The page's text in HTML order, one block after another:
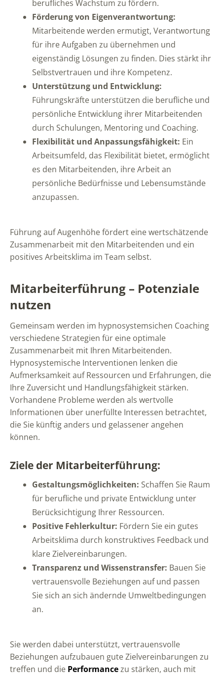
berufliches Wachstum zu fördern.
Förderung von Eigenverantwortung:
Mitarbeitende werden ermutigt, Verantwortung
für ihre Aufgaben zu übernehmen und
eigenständig Lösungen zu finden. Dies stärkt ihr
Selbstvertrauen und ihre Kompetenz.
Unterstützung und Entwicklung:
Führungskräfte unterstützen die berufliche und
persönliche Entwicklung ihrer Mitarbeitenden
durch Schulungen, Mentoring und Coaching.
Flexibilität und Anpassungsfähigkeit: Ein
Arbeitsumfeld, das Flexibilität bietet, ermöglicht
es den Mitarbeitenden, ihre Arbeit an
persönliche Bedürfnisse und Lebensumstände
anzupassen.
Führung auf Augenhöhe fördert eine wertschätzende
Zusammenarbeit mit den Mitarbeitenden und ein
positives Arbeitsklima im Team selbst.
Mitarbeiterführung – Potenziale
nutzen
Gemeinsam werden im hypnosystemsichen Coaching
verschiedene Strategien für eine optimale
Zusammenarbeit mit Ihren Mitarbeitenden.
Hypnosystemische Interventionen lenken die
Aufmerksamkeit auf Ressourcen und Erfahrungen, die
Ihre Zuversicht und Handlungsfähigkeit stärken.
Vorhandene Probleme werden als wertvolle
Informationen über unerfüllte Interessen betrachtet,
die Sie künftig anders und gelassener angehen
können.
Ziele der Mitarbeiterführung:
Gestaltungsmöglichkeiten: Schaffen Sie Raum
für berufliche und private Entwicklung unter
Berücksichtigung Ihrer Ressourcen.
Positive Fehlerkultur: Fördern Sie ein gutes
Arbeitsklima durch konstruktives Feedback und
klare Zielvereinbarungen.
Transparenz und Wissenstransfer: Bauen Sie
vertrauensvolle Beziehungen auf und passen
Sie sich an sich ändernde Umweltbedingungen
an.
Sie werden dabei unterstützt, vertrauensvolle
Beziehungen aufzubauen gute Zielvereinbarungen zu
treffen und die Performancezu stärken, auch mit